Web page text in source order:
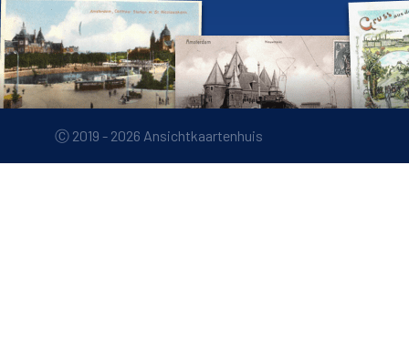
Ⓒ 2019 - 2026 Ansichtkaartenhuis